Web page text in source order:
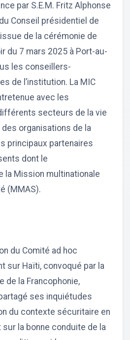
par S.E.M. Fritz Alphonse
Conseil présidentiel de
de la cérémonie de
du 7 mars 2025 à Port-au-
les conseillers-
de l’institution. La MIC
avec les
secteurs de la vie
organisations de la
principaux partenaires
dont le
la Mission multinationale
(MMAS).
du Comité ad hoc
sur Haïti, convoqué par la
de la Francophonie,
partagé ses inquiétudes
du contexte sécuritaire en
la bonne conduite de la